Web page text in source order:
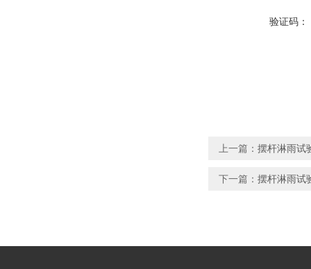
验证码：
上一篇： 摆杆淋雨试
下一篇： 摆杆淋雨试